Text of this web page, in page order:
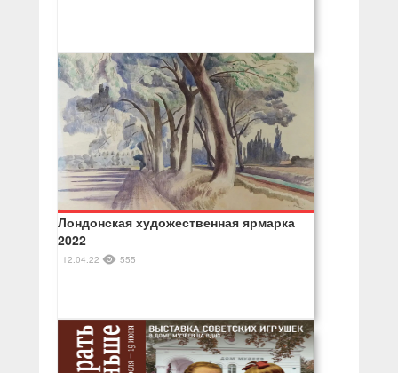
Лондонская художественная ярмарка
2022
12.04.22 555